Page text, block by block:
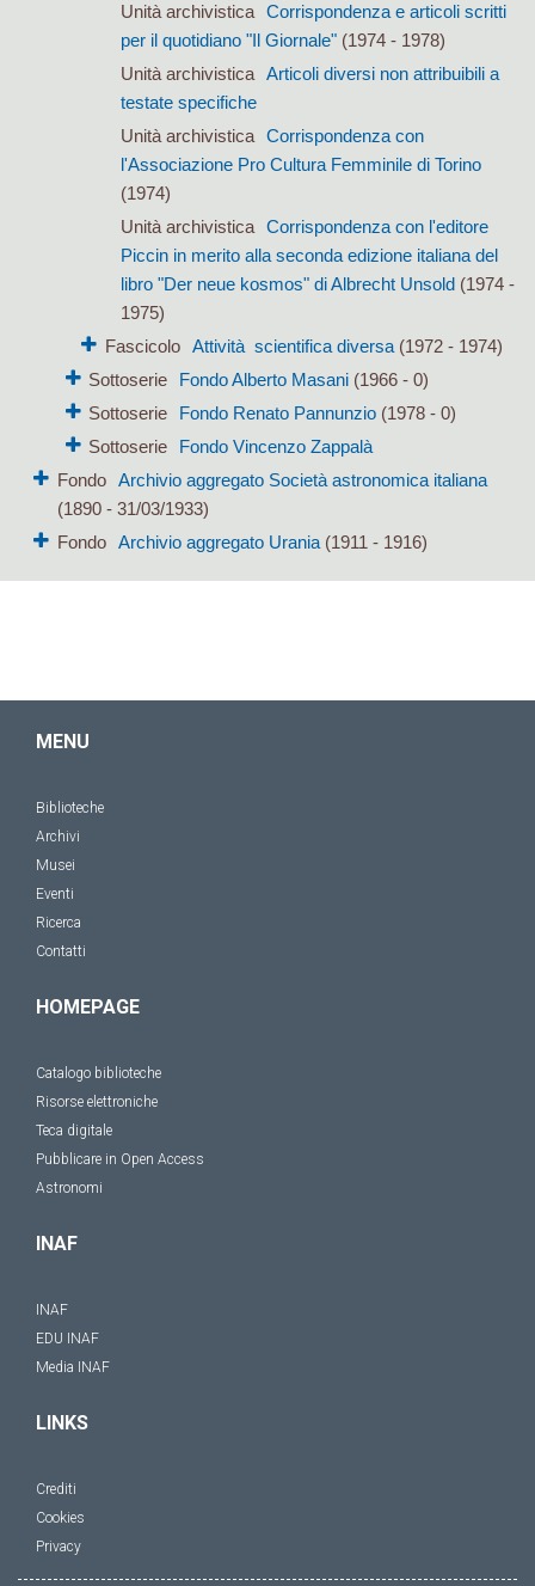
Unità archivistica Corrispondenza e articoli scritti
per il quotidiano "Il Giornale"(1974 - 1978)
Unità archivistica Articoli diversi non attribuibili a
testate specifiche
Unità archivistica Corrispondenza con
l'Associazione Pro Cultura Femminile di Torino
(1974)
Unità archivistica Corrispondenza con l'editore
Piccin in merito alla seconda edizione italiana del
libro "Der neue kosmos" di Albrecht Unsold(1974 -
1975)
Fascicolo
Attività scientifica diversa(1972 - 1974)
Sottoserie
Fondo Alberto Masani (1966 - 0)
Sottoserie
Fondo Renato Pannunzio (1978 - 0)
Sottoserie
Fondo Vincenzo Zappalà
Fondo
Archivio aggregato Società astronomica italiana
(1890 - 31/03/1933)
Fondo
Archivio aggregato Urania(1911 - 1916)
MENU
Biblioteche
Archivi
Musei
Eventi
Ricerca
Contatti
HOMEPAGE
Catalogo biblioteche
Risorse elettroniche
Teca digitale
Pubblicare in Open Access
Astronomi
INAF
INAF
EDU INAF
Media INAF
LINKS
Crediti
Cookies
Privacy